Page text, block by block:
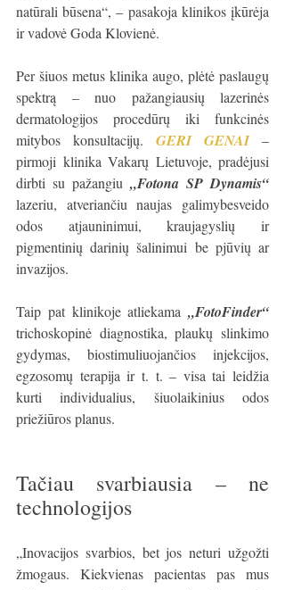
natūrali būsena“, – pasakoja klinikos įkūrėja
ir vadovė Goda Klovienė.
Per šiuos metus klinika augo, plėtė paslaugų
spektrą – nuo pažangiausių lazerinės
dermatologijos procedūrų iki funkcinės
mitybos konsultacijų. GERI GENAI
–
pirmoji klinika Vakarų Lietuvoje, pradėjusi
dirbti su pažangiu „Fotona SP Dynamis“
lazeriu, atveriančiu naujas galimybesveido
odos atjauninimui, kraujagyslių ir
pigmentinių darinių šalinimui be pjūvių ar
invazijos.
Taip pat klinikoje atliekama „FotoFinder“
trichoskopinė diagnostika, plaukų slinkimo
gydymas, biostimuliuojančios injekcijos,
egzosomų terapija ir t. t. – visa tai leidžia
kurti individualius, šiuolaikinius odos
priežiūros planus.
Tačiau svarbiausia – ne
technologijos
„Inovacijos svarbios, bet jos neturi užgožti
žmogaus. Kiekvienas pacientas pas mus